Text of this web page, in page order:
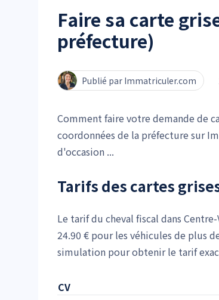
Faire sa carte
préfecture)
Publié par Immatriculer.com
Comment faire votre demande de
coordonnées de la préfecture sur
d'occasion ...
Tarifs des cartes
Le tarif du cheval fiscal dans
24.90 € pour les véhicules de plus
simulation pour obtenir le tarif
CV